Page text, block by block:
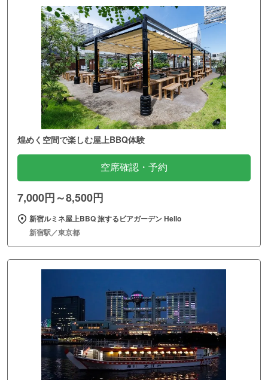
煌めく空間で楽しむ屋上BBQ体験
空席確認・予約
7,000円～8,500円
新宿ルミネ屋上BBQ 旅するビアガーデン Hello
新宿駅／東京都